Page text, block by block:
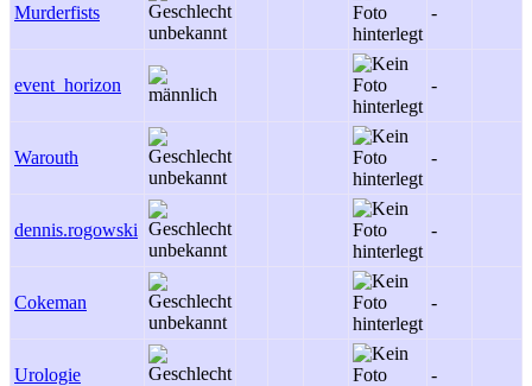
Murderfists -
event_horizon -
Warouth -
dennis.rogowski -
Cokeman -
Urologie -